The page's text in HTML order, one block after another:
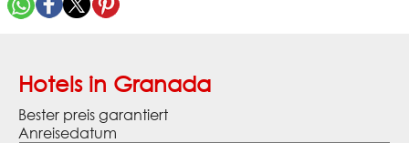
Hotels in Granada
Bester preis garantiert
Anreisedatum